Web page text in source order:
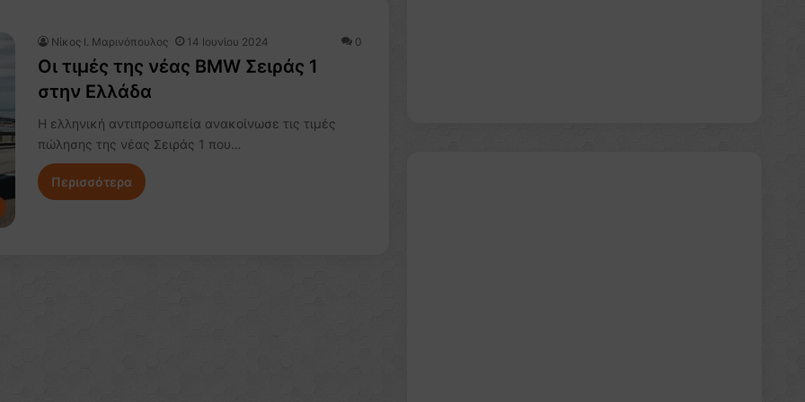
Nίκος Ι. Mαρινόπουλος 14 Ιουνίου 2024 0
Οι τιμές της νέας BMW Σειράς 1
στην Ελλάδα
Η ελληνική αντιπροσωπεία ανακοίνωσε τις τιμές
πώλησης της νέας Σειράς 1 που…
Περισσότερα